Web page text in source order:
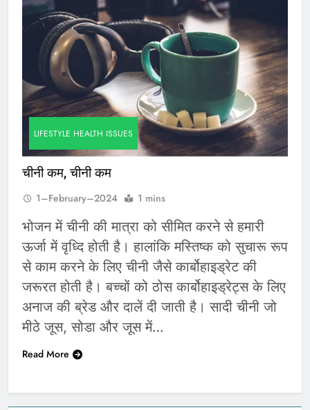
LIFESTYLE HEALTH ISSUES
चीनी कम, चीनी कम
1–February–2024 1 mins
भोजन में चीनी की मात्रा को सीमित करने से हमारी
ऊर्जा में वृध्दि होती है। हालांकि मस्तिष्क को सुचारू रूप
से काम करने के लिए चीनी जैसे कार्बोहाइड्रेट की
जरूरत होती है। बच्चों को ठोस कार्बोहाइड्रेट्स के लिए
अनाज की ब्रेड और दालें दी जाती है। सादी चीनी जो
मीठे जूस, सोडा और जूस में…
Read More